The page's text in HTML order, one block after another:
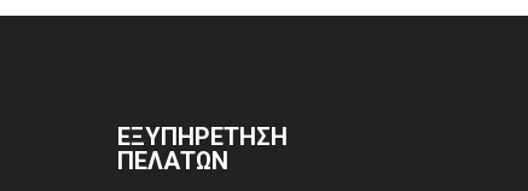
ΕΞΥΠΗΡΈΤΗΣΗ
ΠΕΛΑΤΏΝ